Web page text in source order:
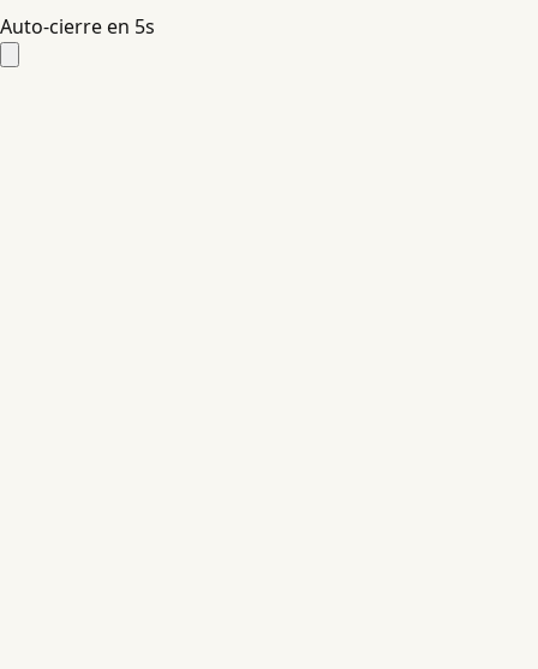
Auto-cierre en 5s